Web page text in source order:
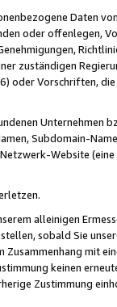
Daten
oder offenlegen,
zuständigen
oder Vorschriften,
Unternehmen
Subdomain-
Website
alleinigen
sobald Sie
Zusammenhang mit
keinen
Zustimmung